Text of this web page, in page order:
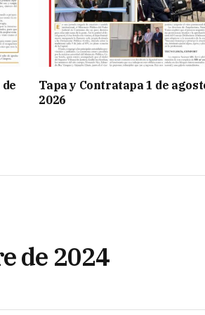
Tapa y Contratapa 1 de
2026
de 2024